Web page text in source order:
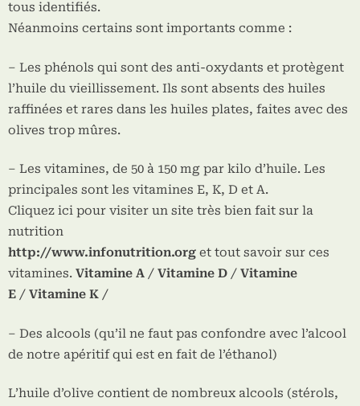
tous identifiés.
Néanmoins certains sont importants comme :
– Les phénols qui sont des anti-oxydants et protègent
l’huile du vieillissement. Ils sont absents des huiles
raffinées et rares dans les huiles plates, faites avec des
olives trop mûres.
– Les vitamines, de 50 à 150 mg par kilo d’huile. Les
principales sont les vitamines E, K, D et A.
Cliquez ici pour visiter un site très bien fait sur la
nutrition
http://www.infonutrition.org et tout savoir sur ces
vitamines. Vitamine A / Vitamine D / Vitamine
E / Vitamine K /
– Des alcools (qu’il ne faut pas confondre avec l’alcool
de notre apéritif qui est en fait de l’éthanol)
L’huile d’olive contient de nombreux alcools (stérols,